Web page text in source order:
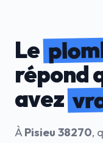
Le
répond
avez
ÀPisieu 38270,